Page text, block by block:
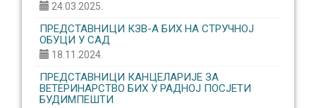
24.03.2025.
ПРЕДСТАВНИЦИ КЗВ-А БИХ НА СТРУЧНОЈ
ОБУЦИ У САД
18.11.2024.
ПРЕДСТАВНИЦИ КАНЦЕЛАРИЈЕ ЗА
ВЕТЕРИНАРСТВО БИХ У РАДНОЈ ПОСЈЕТИ
БУДИМПЕШТИ